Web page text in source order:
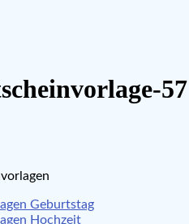
57
Geburtstag
Hochzeit